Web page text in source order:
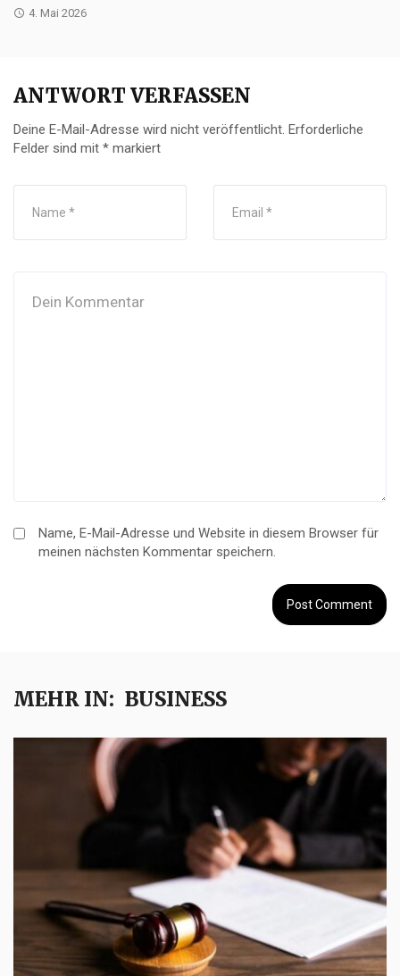
4. Mai 2026
ANTWORT VERFASSEN
Deine E-Mail-Adresse wird nicht veröffentlicht. Erforderliche
Felder sind mit * markiert
Name, E-Mail-Adresse und Website in diesem Browser für
meinen nächsten Kommentar speichern.
MEHR IN: BUSINESS